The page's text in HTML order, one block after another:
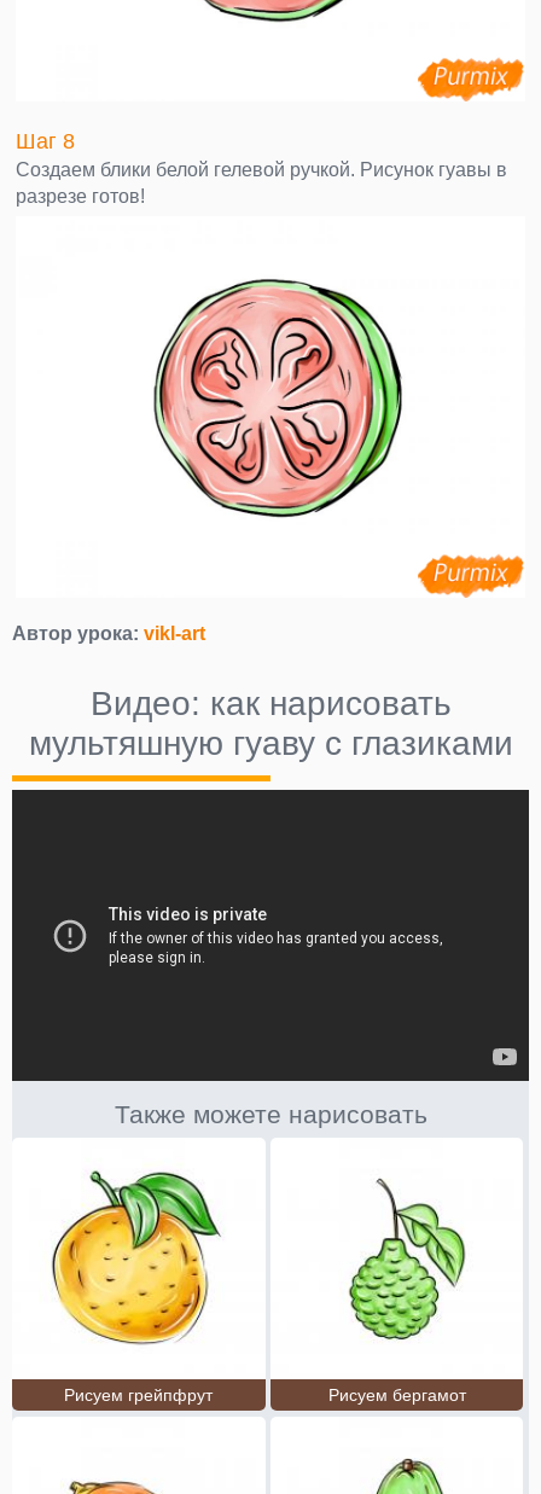
Шаг 8
Создаем блики белой гелевой ручкой. Рисунок гуавы в
разрезе готов!
Автор урока: vikl-art
Видео: как нарисовать
мультяшную гуаву с глазиками
Также можете нарисовать
Рисуем грейпфрут Рисуем бергамот